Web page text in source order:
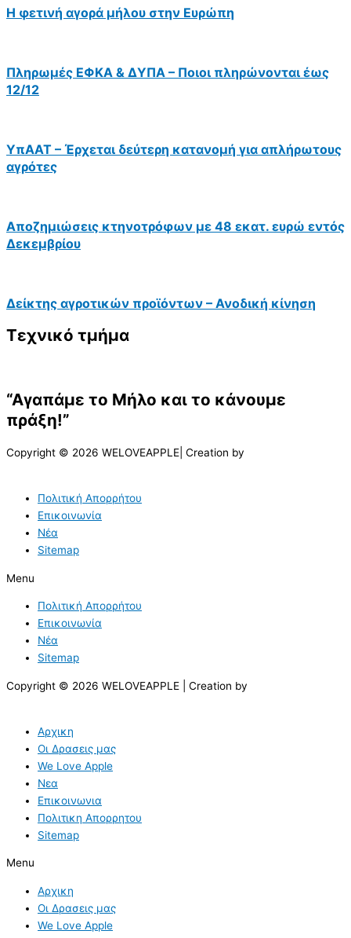
Η φετινή αγορά μήλου στην Ευρώπη
Πληρωμές ΕΦΚΑ & ΔΥΠΑ – Ποιοι πληρώνονται έως
12/12
ΥπΑΑΤ – Έρχεται δεύτερη κατανομή για απλήρωτους
αγρότες
Αποζημιώσεις κτηνοτρόφων με 48 εκατ. ευρώ εντός
Δεκεμβρίου
Δείκτης αγροτικών προϊόντων – Ανοδική κίνηση
Τεχνικό τμήμα
“Αγαπάμε το Μήλο και το κάνουμε
πράξη!”
Copyright © 2026 WELOVEAPPLE| Creation by
Πολιτική Απορρήτου
Επικοινωνία
Νέα
Sitemap
Menu
Πολιτική Απορρήτου
Επικοινωνία
Νέα
Sitemap
Copyright © 2026 WELOVEAPPLE | Creation by
Αρχικη
Οι Δρασεις μας
We Love Apple
Νεα
Επικοινωνια
Πολιτικη Απορρητου
Sitemap
Menu
Αρχικη
Οι Δρασεις μας
We Love Apple